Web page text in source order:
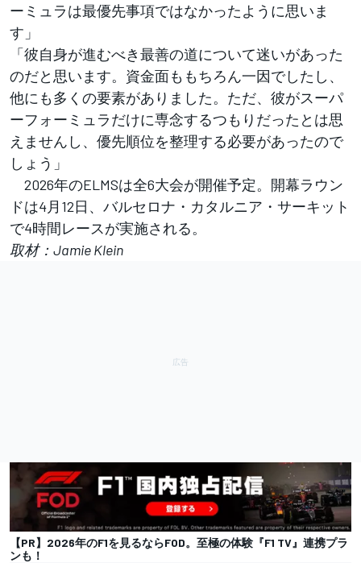
ーミュラは最優先事項ではなかったように思いま
す」
「彼自身が進むべき最善の道について迷いがあった
のだと思います。資金面ももちろん一因でしたし、
他にも多くの要素がありました。ただ、彼がスーパ
ーフォーミュラだけに専念するつもりだったとは思
えませんし、優先順位を整理する必要があったので
しょう」
2026年のELMSは全6大会が開催予定。開幕ラウン
ドは4月12日、バルセロナ・カタルニア・サーキット
で4時間レースが実施される。
取材：Jamie Klein
【PR】2026年のF1を見るならFOD。至極の体験『F1 TV』連携プラ
ンも！